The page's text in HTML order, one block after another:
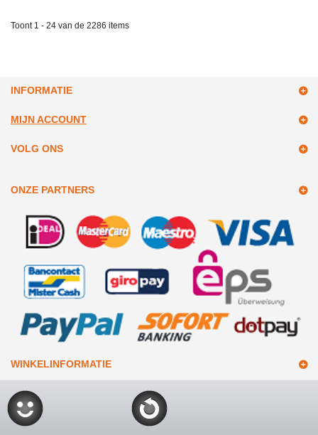
Toont 1 - 24 van de 2286 items
INFORMATIE
MIJN ACCOUNT
VOLG ONS
ONZE PARTNERS
WINKELINFORMATIE